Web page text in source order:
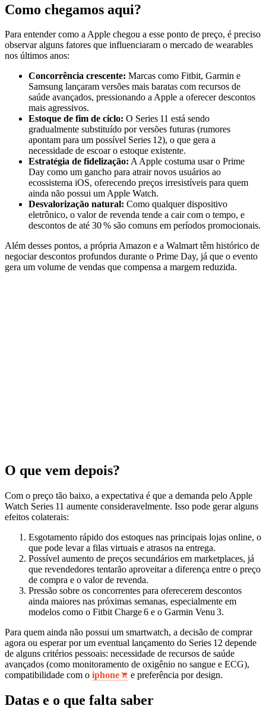
Como chegamos aqui?
Para entender como a Apple chegou a esse ponto de preço, é preciso
observar alguns fatores que influenciaram o mercado de wearables
nos últimos anos:
Concorrência crescente: Marcas como Fitbit, Garmin e
Samsung lançaram versões mais baratas com recursos de
saúde avançados, pressionando a Apple a oferecer descontos
mais agressivos.
Estoque de fim de ciclo: O Series 11 está sendo
gradualmente substituído por versões futuras (rumores
apontam para um possível Series 12), o que gera a
necessidade de escoar o estoque existente.
Estratégia de fidelização: A Apple costuma usar o Prime
Day como um gancho para atrair novos usuários ao
ecossistema iOS, oferecendo preços irresistíveis para quem
ainda não possui um Apple Watch.
Desvalorização natural: Como qualquer dispositivo
eletrônico, o valor de revenda tende a cair com o tempo, e
descontos de até 30 % são comuns em períodos promocionais.
Além desses pontos, a própria Amazon e a Walmart têm histórico de
negociar descontos profundos durante o Prime Day, já que o evento
gera um volume de vendas que compensa a margem reduzida.
O que vem depois?
Com o preço tão baixo, a expectativa é que a demanda pelo Apple
Watch Series 11 aumente consideravelmente. Isso pode gerar alguns
efeitos colaterais:
Esgotamento rápido dos estoques nas principais lojas online, o
que pode levar a filas virtuais e atrasos na entrega.
Possível aumento de preços secundários em marketplaces, já
que revendedores tentarão aproveitar a diferença entre o preço
de compra e o valor de revenda.
Pressão sobre os concorrentes para oferecerem descontos
ainda maiores nas próximas semanas, especialmente em
modelos como o Fitbit Charge 6 e o Garmin Venu 3.
Para quem ainda não possui um smartwatch, a decisão de comprar
agora ou esperar por um eventual lançamento do Series 12 depende
de alguns critérios pessoais: necessidade de recursos de saúde
avançados (como monitoramento de oxigênio no sangue e ECG),
compatibilidade com o iphone e preferência por design.
Datas e o que falta saber